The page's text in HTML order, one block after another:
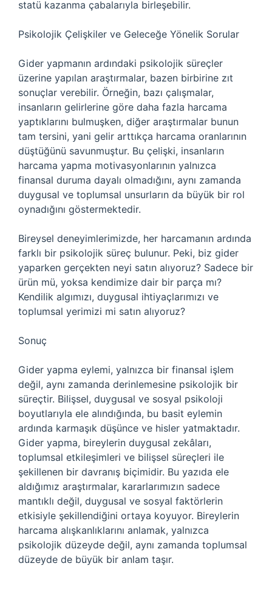
statü kazanma çabalarıyla birleşebilir.
Psikolojik Çelişkiler ve Geleceğe Yönelik Sorular
Gider yapmanın ardındaki psikolojik süreçler
üzerine yapılan araştırmalar, bazen birbirine zıt
sonuçlar verebilir. Örneğin, bazı çalışmalar,
insanların gelirlerine göre daha fazla harcama
yaptıklarını bulmuşken, diğer araştırmalar bunun
tam tersini, yani gelir arttıkça harcama oranlarının
düştüğünü savunmuştur. Bu çelişki, insanların
harcama yapma motivasyonlarının yalnızca
finansal duruma dayalı olmadığını, aynı zamanda
duygusal ve toplumsal unsurların da büyük bir rol
oynadığını göstermektedir.
Bireysel deneyimlerimizde, her harcamanın ardında
farklı bir psikolojik süreç bulunur. Peki, biz gider
yaparken gerçekten neyi satın alıyoruz? Sadece bir
ürün mü, yoksa kendimize dair bir parça mı?
Kendilik algımızı, duygusal ihtiyaçlarımızı ve
toplumsal yerimizi mi satın alıyoruz?
Sonuç
Gider yapma eylemi, yalnızca bir finansal işlem
değil, aynı zamanda derinlemesine psikolojik bir
süreçtir. Bilişsel, duygusal ve sosyal psikoloji
boyutlarıyla ele alındığında, bu basit eylemin
ardında karmaşık düşünce ve hisler yatmaktadır.
Gider yapma, bireylerin duygusal zekâları,
toplumsal etkileşimleri ve bilişsel süreçleri ile
şekillenen bir davranış biçimidir. Bu yazıda ele
aldığımız araştırmalar, kararlarımızın sadece
mantıklı değil, duygusal ve sosyal faktörlerin
etkisiyle şekillendiğini ortaya koyuyor. Bireylerin
harcama alışkanlıklarını anlamak, yalnızca
psikolojik düzeyde değil, aynı zamanda toplumsal
düzeyde de büyük bir anlam taşır.